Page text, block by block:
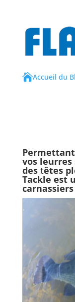
Accueil du
vos leurres
destêtes
Tackle est
carnassiers